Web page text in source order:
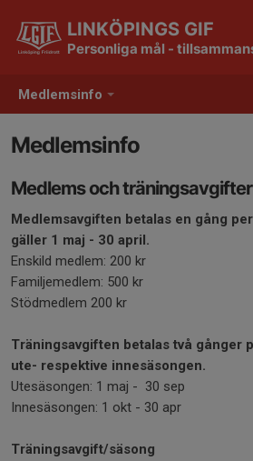
Medlemsinfo
LINKÖPINGS GIF
Personliga mål -
Medlemsinfo
Medlems och träningsavgifter
Medlemsavgiften betalas en gång
gäller 1 maj - 30 april.
Enskild medlem: 200 kr
Familjemedlem: 500 kr
Stödmedlem 200 kr
Träningsavgiften betalas två gånger
ute- respektive innesäsongen.
Utesäsongen: 1 maj - 30 sep
Innesäsongen: 1 okt - 30 apr
Träningsavgift/säsong